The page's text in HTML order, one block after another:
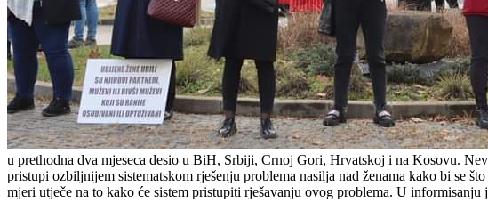
u prethodna dva mjeseca desio u BiH, Srbiji, Crnoj Gori, Hrvatskoj i na Kosovu.
pristupi ozbiljnijem sistematskom rješenju problema nasilja nad ženama kako bi se
mjeri utječe na to kako će sistem pristupiti rješavanju ovog problema. U